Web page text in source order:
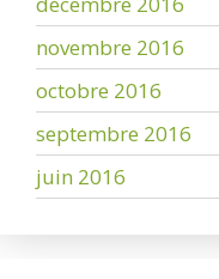
novembre 2016
octobre 2016
septembre 2016
juin 2016